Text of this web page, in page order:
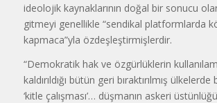
ideolojik kaynaklarının doğal bir sonucu
gitmeyi genellikle “sendikal platformlarda
kapmaca”yla özdeşleştirmişlerdir.
“Demokratik hak ve özgürlüklerin
kaldırıldığı bütün geri bıraktırılmış
‘kitle çalışması’… düşmanın askeri